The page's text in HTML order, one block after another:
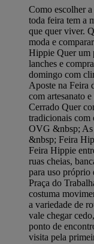
Como escolher
toda feira tem a
que quer viver.
moda e
Hippie Quer um
lanches e
domingo com
Aposte na Feira
com artesanato
Cerrado Quer
tradicionais com
OVG &nbsp; As
&nbsp; Feira
Feira Hippie
ruas cheias,
para uso próprio
Praça do
costuma
a variedade de
vale chegar
ponto de
visita pela